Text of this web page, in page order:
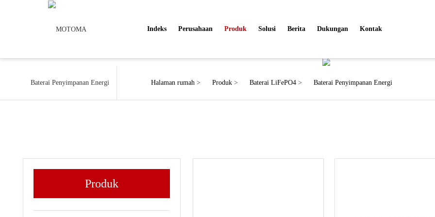
Indeks Perusahaan Produk Solusi Berita Dukungan Kontak
Produk
Baterai Penyimpanan Energi Halaman rumah > Produk > Baterai LiFePO4 > Baterai Penyimpanan Energi
Produk